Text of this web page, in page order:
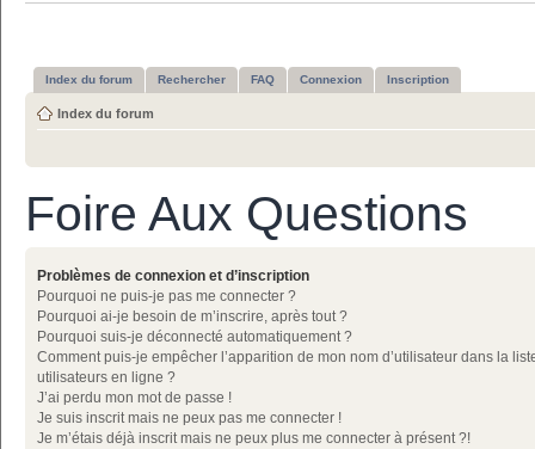
Index du forum Rechercher FAQ Connexion Inscription
Index du forum
Foire Aux Questions
Problèmes de connexion et d’inscription
Pourquoi ne puis-je pas me connecter ?
Pourquoi ai-je besoin de m’inscrire, après tout ?
Pourquoi suis-je déconnecté automatiquement ?
Comment puis-je empêcher l’apparition de mon nom d’utilisateur dans la
utilisateurs en ligne ?
J’ai perdu mon mot de passe !
Je suis inscrit mais ne peux pas me connecter !
Je m’étais déjà inscrit mais ne peux plus me connecter à présent ?!